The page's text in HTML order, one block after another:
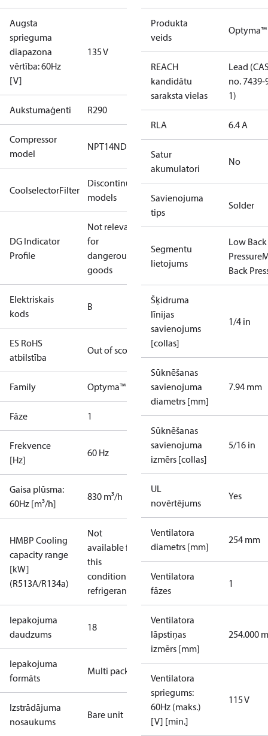
Augsta
sprieguma
diapazona
vērtība: 60Hz
[V]
135 V
Aukstumaģenti R290
Compressor
model
NPT14ND
CoolselectorFilter
Discontinued
models
DG Indicator
Profile
Not relevant
for
dangerous
goods
Elektriskais
kods
B
ES RoHS
atbilstība
Out of scope
Family Optyma™
Fāze 1
Frekvence
[Hz]
60 Hz
Gaisa plūsma:
60Hz [m³/h]
830 m³/h
HMBP Cooling
capacity range
[kW]
(R513A/R134a)
Not
available for
this
condition /
refrigerant
Iepakojuma
daudzums
18
Iepakojuma
formāts
Multi pack
Izstrādājuma
nosaukums
Bare unit
Produkta
veids
Optyma™
REACH
kandidātu
saraksta vielas
Lead
no. 7439-
1)
RLA 6.4 A
Satur
akumulatori
No
Savienojuma
tips
Solder
Segmentu
lietojums
Low Back
Pressure
Back
Šķidruma
līnijas
savienojums
[collas]
1/4 in
Sūknēšanas
savienojuma
diametrs [mm]
7.94 mm
Sūknēšanas
savienojuma
izmērs [collas]
5/16 in
UL
novērtējums
Yes
Ventilatora
diametrs [mm]
254 mm
Ventilatora
fāzes
1
Ventilatora
lāpstiņas
izmērs [mm]
254.000
Ventilatora
spriegums:
60Hz (maks.)
[V] [min.]
115 V